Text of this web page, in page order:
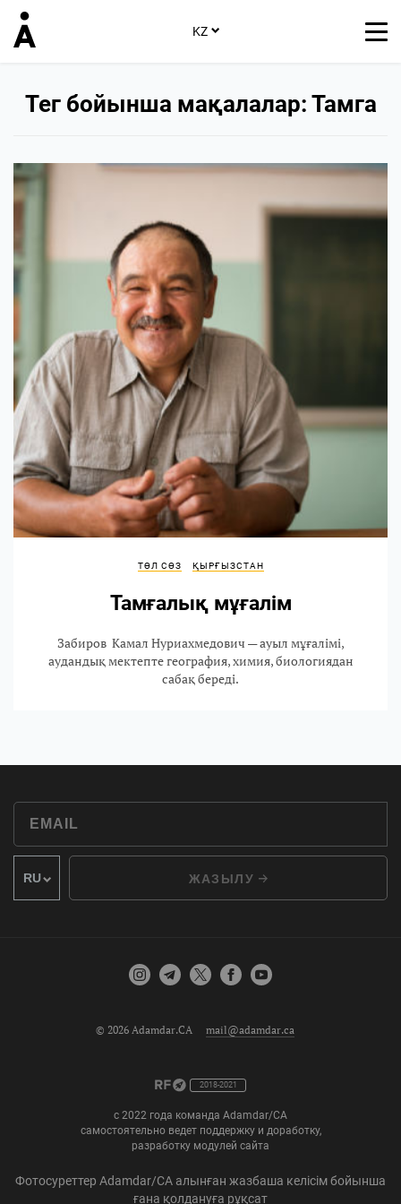
KZ
Тег бойынша мақалалар: Тамга
ТӨЛ СӨЗ ҚЫРҒЫЗСТАН
Тамғалық мұғалім
Забиров Камал Нуриахмедович — ауыл мұғалімі,
аудандық мектепте география, химия, биологиядан
сабақ береді.
ЖАЗЫЛУ
© 2026 Adamdar.CA mail@adamdar.ca
2018-2021
с 2022 года команда Adamdar/CA
самостоятельно ведет поддержку и доработку,
разработку модулей сайта
Фотосуреттер Adamdar/CA алынған жазбаша келісім бойынша
ғана қолдануға рұқсат